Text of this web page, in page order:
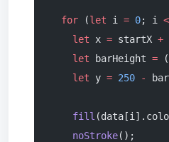
  for
(let i = 0; i <
    let
x = startX +
    let
barHeight =
    let
y = 250 -
    fill
    noStroke
();